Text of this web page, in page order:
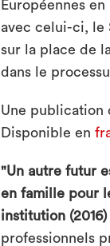
Européennes
avec celui-ci, le
sur la place de
dans le
Une publication
Disponible en
"Un autre futur
en famille pour
institution (2016)
professionnels